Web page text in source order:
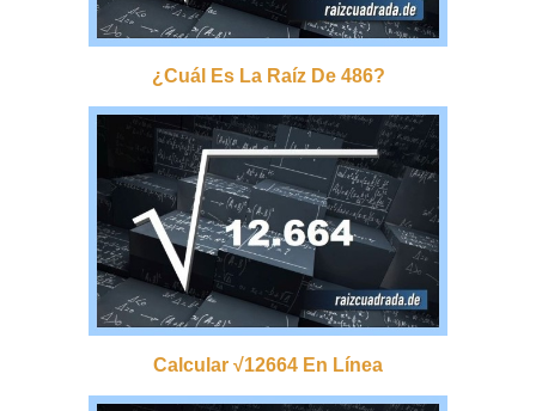
¿cuál Es La Raíz De 486?
Calcular √12664 En Línea